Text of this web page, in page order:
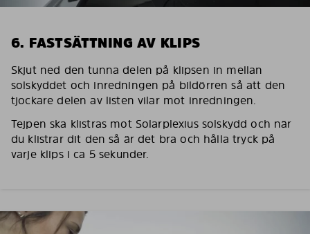
6. FASTSÄTTNING AV KLIPS
Skjut ned den tunna delen på klipsen in mellan
solskyddet och inredningen på bildörren så att den
tjockare delen av listen vilar mot inredningen.
Tejpen ska klistras mot Solarplexius solskydd och när
du klistrar dit den så är det bra och hålla tryck på
varje klips i ca 5 sekunder.